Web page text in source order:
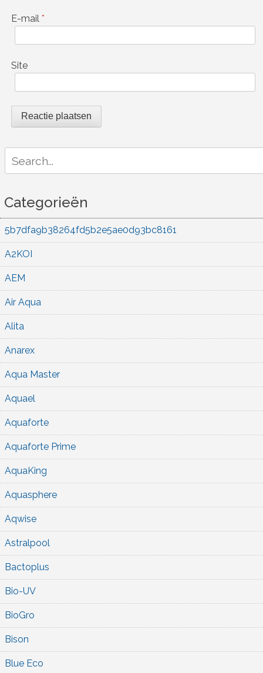
E-mail *
Site
for:
Categorieën
5b7dfa9b38264fd5b2e5ae0d93bc8161
A2KOI
AEM
Air Aqua
Alita
Anarex
Aqua Master
Aquael
Aquaforte
Aquaforte Prime
AquaKing
Aquasphere
Aqwise
Astralpool
Bactoplus
Bio-UV
BioGro
Bison
Blue Eco